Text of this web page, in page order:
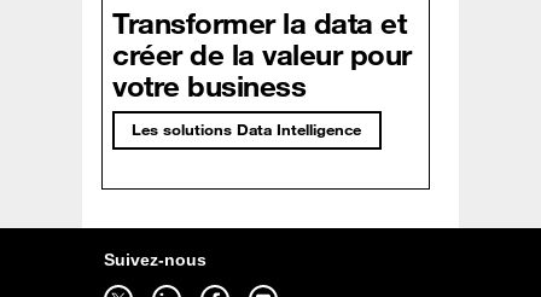
Transformer la data et
créer de la valeur pour
votre business
Les solutions Data Intelligence
Suivez-nous
Suivez-nous sur twitter - ouverture dans un nouvel onglet Suivez-nous sur linkedin - ouverture dans un nouvel onglet Suivez-nous sur facebook - ouverture dans un nouvel onglet Suivez-nous sur youtube - ouverture dans un nouvel onglet